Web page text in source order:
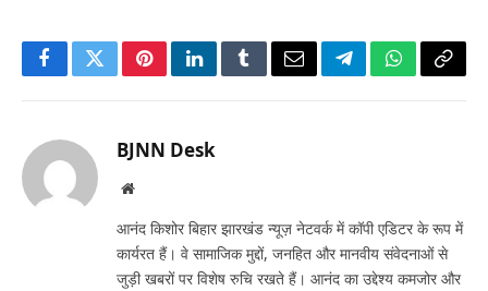
FacebookTwitterPinterestLinkedInTumblrEmailTelegramWhatsApp
Copy
BJNN Desk
Website
आनंद किशोर बिहार झारखंड न्यूज़ नेटवर्क में कॉपी एडिटर के रूप में
कार्यरत हैं। वे सामाजिक मुद्दों, जनहित और मानवीय संवेदनाओं से
जुड़ी खबरों पर विशेष रुचि रखते हैं। आनंद का उद्देश्य कमजोर और